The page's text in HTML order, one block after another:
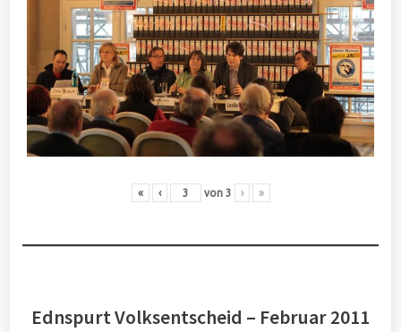
« ‹ von 3 › »
Ednspurt Volksentscheid – Februar 2011